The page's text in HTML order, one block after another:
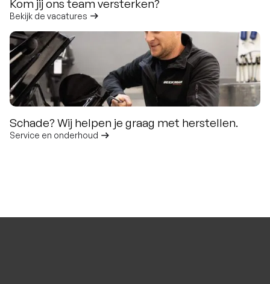
Kom jij ons team versterken?
Bekijk de vacatures
Schade? Wij helpen je graag met herstellen.
Service en onderhoud